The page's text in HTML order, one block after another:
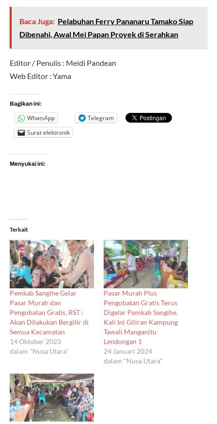
Baca Juga: Pelabuhan Ferry Pananaru Tamako Siap
Dibenahi, Awal Mei Papan Proyek di Serahkan
Editor / Penulis : Meidi Pandean
Web Editor : Yama
Bagikan ini:
WhatsApp
Telegram
Surat elektronik
Menyukai ini:
Terkait
Pemkab Sangihe Gelar
Pasar Murah dan
Pengobatan Gratis, RST :
Akan Dilakukan Bergilir di
Semua Kecamatan
14 Oktober 2023
dalam "Nusa Utara"
Pasar Murah Plus
Pengobatan Gratis Terus
Digelar Pemkab Sangihe,
Kali Ini Giliran Kampung
Tawali Manganitu
Lendongan 1
24 Januari 2024
dalam "Nusa Utara"